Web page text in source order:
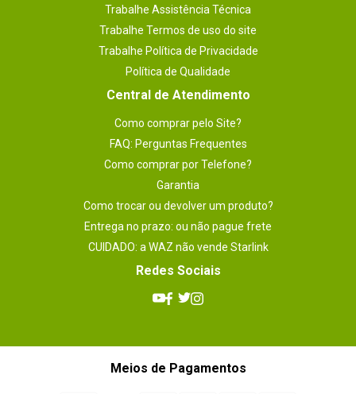
Trabalhe Assistência Técnica
Trabalhe Termos de uso do site
Trabalhe Política de Privacidade
Política de Qualidade
Central de Atendimento
Como comprar pelo Site?
FAQ: Perguntas Frequentes
Como comprar por Telefone?
Garantia
Como trocar ou devolver um produto?
Entrega no prazo: ou não pague frete
CUIDADO: a WAZ não vende Starlink
Redes Sociais
Meios de Pagamentos